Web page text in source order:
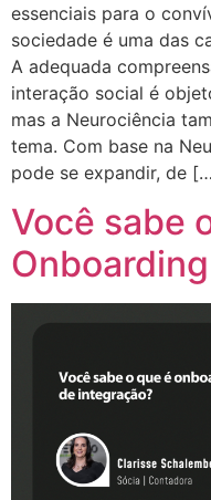
essenciais para o
sociedade é uma das
A adequada
interação social é
mas a Neurociência
tema. Com base na
pode se expandir, de
Você sabe